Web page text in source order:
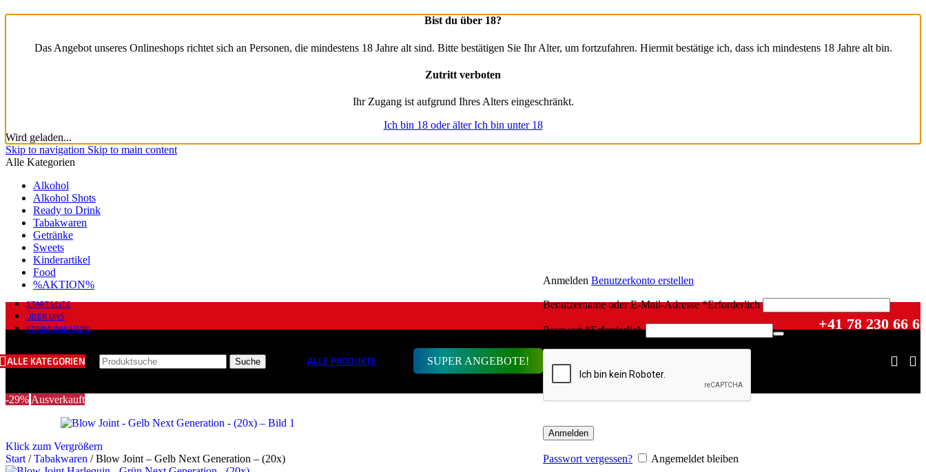
Bist du über 18?
Das Angebot unseres Onlineshops richtet sich an Personen, die mindestens 18 Jahre alt sind. Bitte bestätigen Sie Ihr Alter, um fortzufahren. Hiermit bestätige ich, dass ich mindestens 18 Jahre alt bin.
Zutritt verboten
Ihr Zugang ist aufgrund Ihres Alters eingeschränkt.
Ich bin 18 oder älterIch bin unter 18
Wird geladen...
Skip to navigation Skip to main content
Alle Kategorien
Alkohol
Alkohol Shots
Ready to Drink
Tabakwaren
Getränke
Sweets
Kinderartikel
Food
%AKTION%
STARTSEITE
ÜBER UNS
KOMMUNIKATION
+41 78 230 66
ALLE KATEGORIEN Suche ALLE PRODUKTE SUPER ANGEBOTE!
Anmelden Benutzerkonto erstellen
Benutzername oder E-Mail-Adresse*Erforderlich
Passwort*Erforderlich
Anmelden
Passwort vergessen? Angemeldet bleiben
-29% Ausverkauft
Klick zum Vergrößern
Start / Tabakwaren / Blow Joint – Gelb Next Generation – (20x)